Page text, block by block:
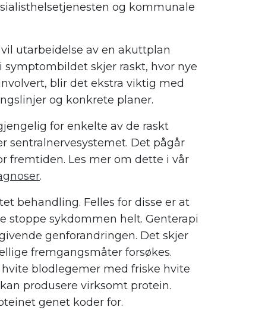
og kommunale
utarbeidelse av en akuttplan
skjer raskt, hvor nye
blir det ekstra viktig med
og konkrete planer.
for enkelte av de raskt
sentralnervesystemet. Det pågår
fremtiden. Les mer om dette i vår
.
behandling. Felles for disse er at
stoppe sykdommen helt. Genterapi
genforandringen. Det skjer
fremgangsmåter forsøkes.
blodlegemer med friske hvite
produsere virksomt protein.
genet koder for.